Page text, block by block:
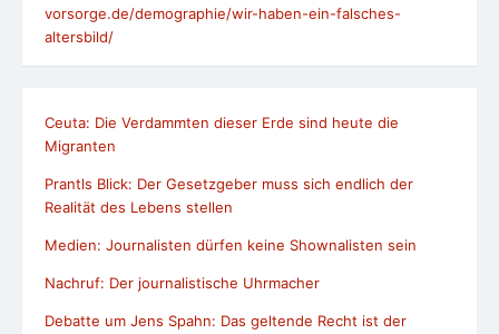
vorsorge.de/demographie/wir-haben-ein-falsches-
altersbild/
Ceuta: Die Verdammten dieser Erde sind heute die
Migranten
Prantls Blick: Der Gesetzgeber muss sich endlich der
Realität des Lebens stellen
Medien: Journalisten dürfen keine Shownalisten sein
Nachruf: Der journalistische Uhrmacher
Debatte um Jens Spahn: Das geltende Recht ist der